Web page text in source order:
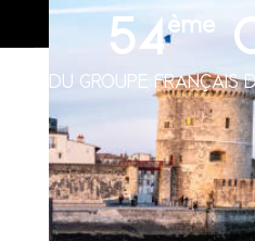
54ème
DU GROUPE FRANÇAIS